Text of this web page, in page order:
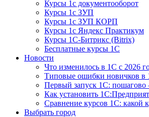
Курсы 1с документооборот
Курсы 1с ЗУП
Курсы 1с ЗУП КОРП
Курсы 1с Яндекс Практикум
Курсы 1С-Битрикс (Bitrix)
Бесплатные курсы 1С
Новости
Что изменилось в 1С с 2026
Типовые ошибки новичков в
Первый запуск 1С: пошагово
Как установить
Сравнение курсов 1С: какой
Выбрать город